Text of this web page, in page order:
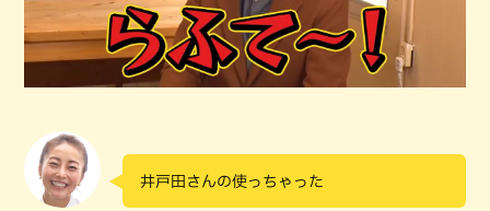
井戸田さんの使っちゃった